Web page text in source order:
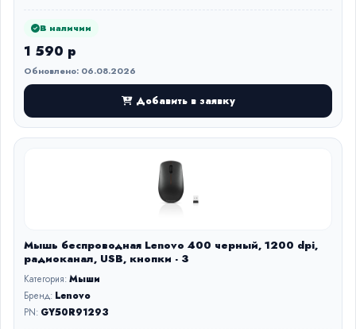
В наличии
1 590 р
Обновлено: 06.08.2026
Добавить в заявку
Мышь беспроводная Lenovo 400 черный, 1200 dpi,
радиоканал, USB, кнопки - 3
Категория:Мыши
Бренд: Lenovo
PN: GY50R91293